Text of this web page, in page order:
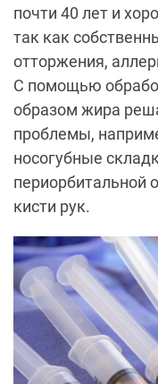
почти 40 лет и
так как
отторжения,
С помощью
образом жира
проблемы,
носогубные
периорбитальной
кисти рук.